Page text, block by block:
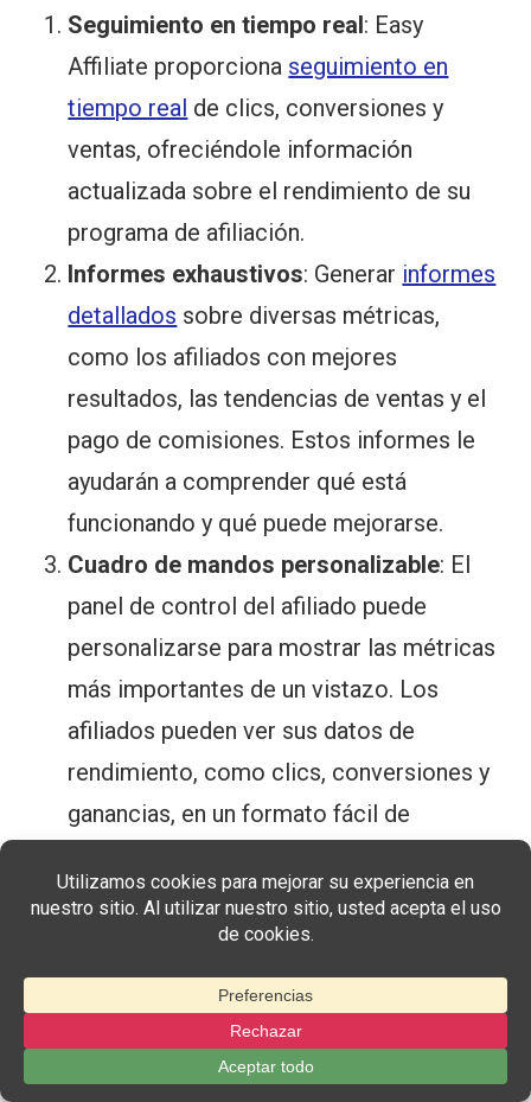
Seguimiento en tiempo real: Easy
Affiliate proporciona seguimiento en
tiempo real de clics, conversiones y
ventas, ofreciéndole información
actualizada sobre el rendimiento de su
programa de afiliación.
Informes exhaustivos: Generar informes
detallados sobre diversas métricas,
como los afiliados con mejores
resultados, las tendencias de ventas y el
pago de comisiones. Estos informes le
ayudarán a comprender qué está
funcionando y qué puede mejorarse.
Cuadro de mandos personalizable: El
panel de control del afiliado puede
personalizarse para mostrar las métricas
más importantes de un vistazo. Los
afiliados pueden ver sus datos de
rendimiento, como clics, conversiones y
ganancias, en un formato fácil de
Aprovechando las potentes herramientas de
seguimiento e informes de Easy Affiliate,
podrá obtener información valiosa sobre el
rendimiento de su programa de afiliación,